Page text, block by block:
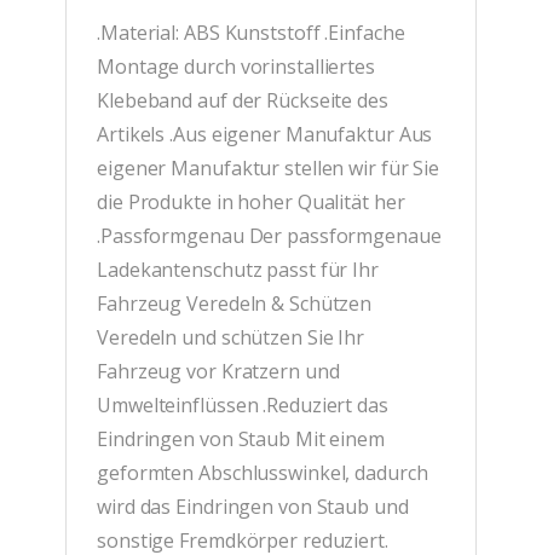
.Material: ABS Kunststoff .Einfache
Montage durch vorinstalliertes
Klebeband auf der Rückseite des
Artikels .Aus eigener Manufaktur Aus
eigener Manufaktur stellen wir für Sie
die Produkte in hoher Qualität her
.Passformgenau Der passformgenaue
Ladekantenschutz passt für Ihr
Fahrzeug Veredeln & Schützen
Veredeln und schützen Sie Ihr
Fahrzeug vor Kratzern und
Umwelteinflüssen .Reduziert das
Eindringen von Staub Mit einem
geformten Abschlusswinkel, dadurch
wird das Eindringen von Staub und
sonstige Fremdkörper reduziert.